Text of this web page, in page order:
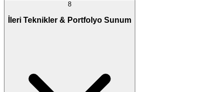
8
İleri Teknikler & Portfolyo Sunum